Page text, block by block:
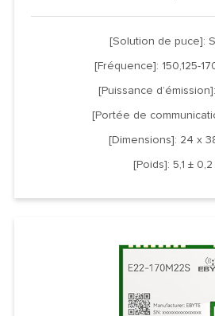
[Solution de puce]:
[Fréquence]: 150,125-
[Puissance
[Portée de
[Dimensions]: 24 x
[Poids]: 5,1 ± 0,2